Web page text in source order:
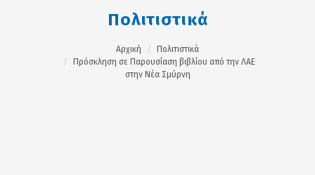
Πολιτιστικά
Αρχική
Πολιτιστικά
Πρόσκληση σε Παρουσίαση βιβλίου από την ΛΑΕ
στην Νέα Σμύρνη